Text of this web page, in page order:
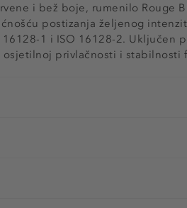
i bež boje, rumenilo Rouge
postizanja željenog
1 i ISO 16128-2. Uključen
privlačnosti i stabilnosti